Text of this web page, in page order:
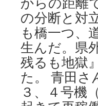
の分断と対
も橋一つ、
生んだ。県
残るも地獄
た。 青田さ
３、４号機